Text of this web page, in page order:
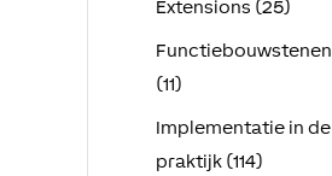
Extensions (25)
Functiebouwstenen
(11)
Implementatie in de
praktijk (114)